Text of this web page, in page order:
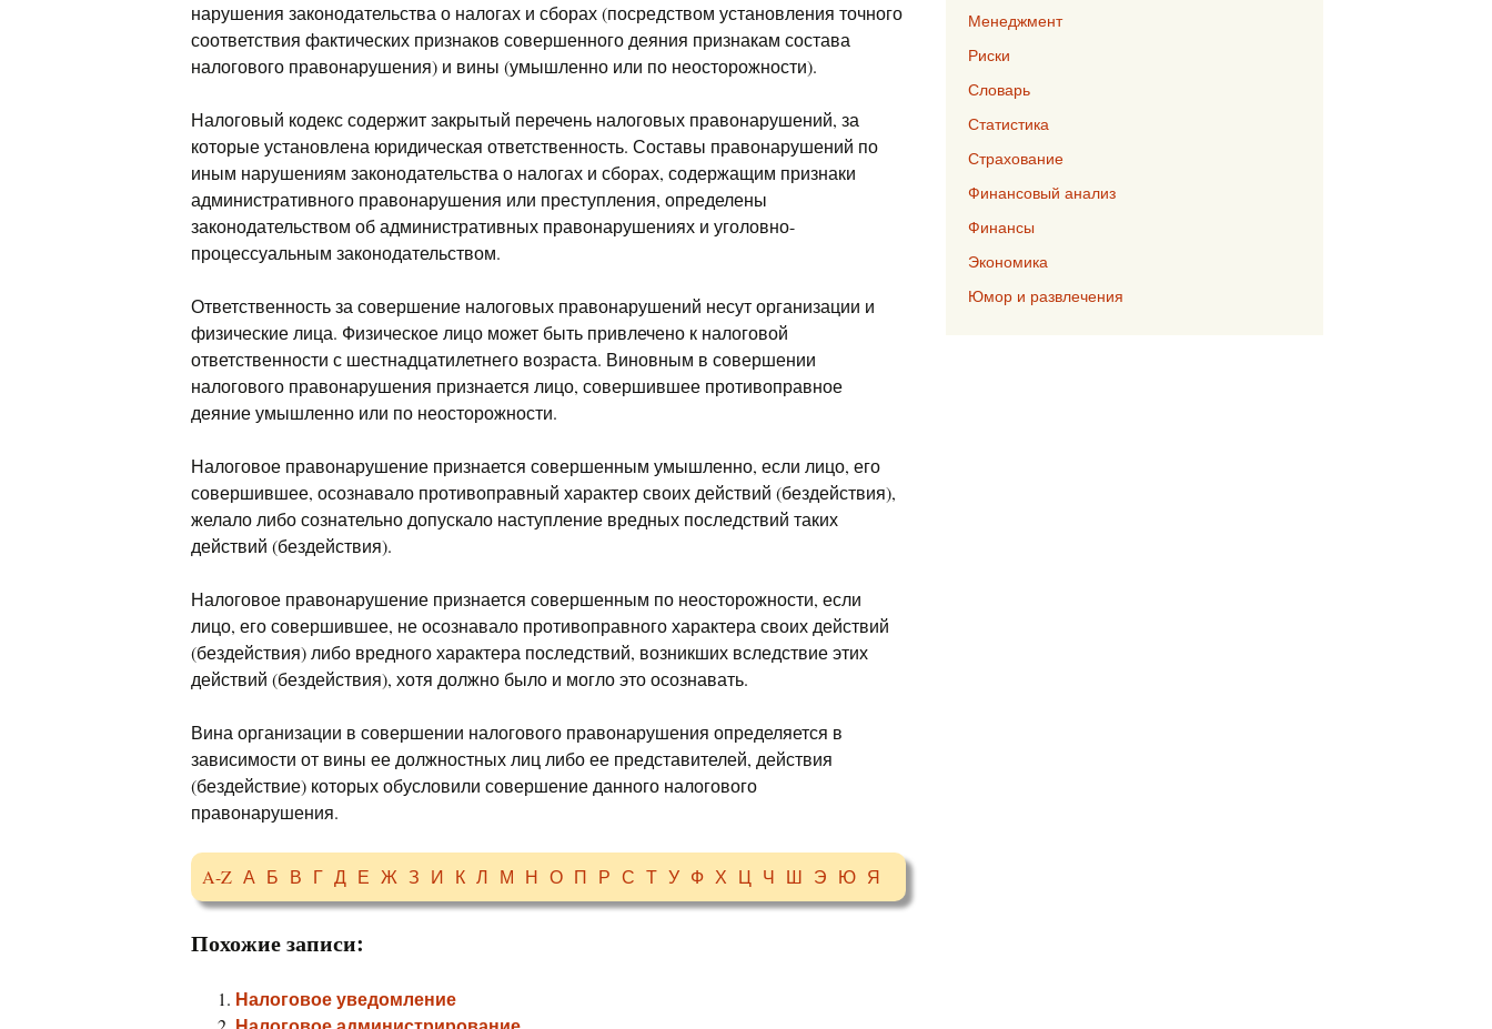
нарушения законодательства о налогах и сборах (посредством установления точного
соответствия фактических признаков совершенного деяния признакам состава
налогового правонарушения) и вины (умышленно или по неосторожности).
Налоговый кодекс содержит закрытый перечень налоговых правонарушений, за
которые установлена юридическая ответственность. Составы правонарушений по
иным нарушениям законодательства о налогах и сборах, содержащим признаки
административного правонарушения или преступления, определены
законодательством об административных правонарушениях и уголовно-
процессуальным законодательством.
Ответственность за совершение налоговых правонарушений несут организации и
физические лица. Физическое лицо может быть привлечено к налоговой
ответственности с шестнадцатилетнего возраста. Виновным в совершении
налогового правонарушения признается лицо, совершившее противоправное
деяние умышленно или по неосторожности.
Налоговое правонарушение признается совершенным умышленно, если лицо, его
совершившее, осознавало противоправный характер своих действий (бездействия),
желало либо сознательно допускало наступление вредных последствий таких
действий (бездействия).
Налоговое правонарушение признается совершенным по неосторожности, если
лицо, его совершившее, не осознавало противоправного характера своих действий
(бездействия) либо вредного характера последствий, возникших вследствие этих
действий (бездействия), хотя должно было и могло это осознавать.
Вина организации в совершении налогового правонарушения определяется в
зависимости от вины ее должностных лиц либо ее представителей, действия
(бездействие) которых обусловили совершение данного налогового
правонарушения.
A-Z А Б В Г Д Е Ж З И К Л М Н О П Р С Т У Ф Х Ц Ч Ш Э Ю Я
Похожие записи:
Налоговое уведомление
Менеджмент
Риски
Словарь
Статистика
Страхование
Финансовый анализ
Финансы
Экономика
Юмор и развлечения